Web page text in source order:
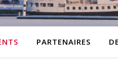
PARTENAIRES